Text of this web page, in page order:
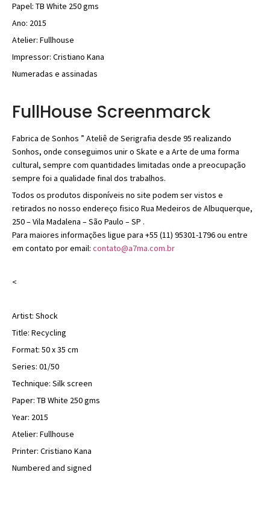
Papel: TB White 250 gms
Ano: 2015
Atelier: Fullhouse
Impressor: Cristiano Kana
Numeradas e assinadas
FullHouse Screenmarck
Fabrica de Sonhos ” Ateliê de Serigrafia desde 95 realizando
Sonhos, onde conseguimos unir o Skate e a Arte de uma forma
cultural, sempre com quantidades limitadas onde a preocupação
sempre foi a qualidade final dos trabalhos.
Todos os produtos disponíveis no site podem ser vistos e
retirados no nosso endereço fisico Rua Medeiros de Albuquerque,
250 – Vila Madalena – São Paulo – SP .
Para maiores informações ligue para +55 (11) 95301-1796 ou entre
em contato por email: contato@a7ma.com.br
<
Artist: Shock
Title: Recycling
Format: 50 x 35 cm
Series: 01/50
Technique: Silk screen
Paper: TB White 250 gms
Year: 2015
Atelier: Fullhouse
Printer: Cristiano Kana
Numbered and signed